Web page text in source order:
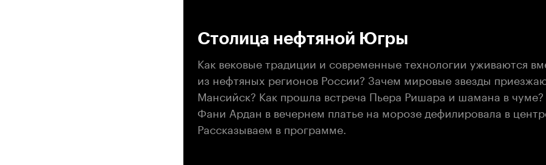
Столица нефтяной Югры
Как вековые традиции и современные технологии уживаются
из нефтяных регионов России? Зачем мировые звезды
Мансийск? Как прошла встреча Пьера Ришара и шамана в
Фани Ардан в вечернем платье на морозе дефилировала в
Рассказываем в программе.